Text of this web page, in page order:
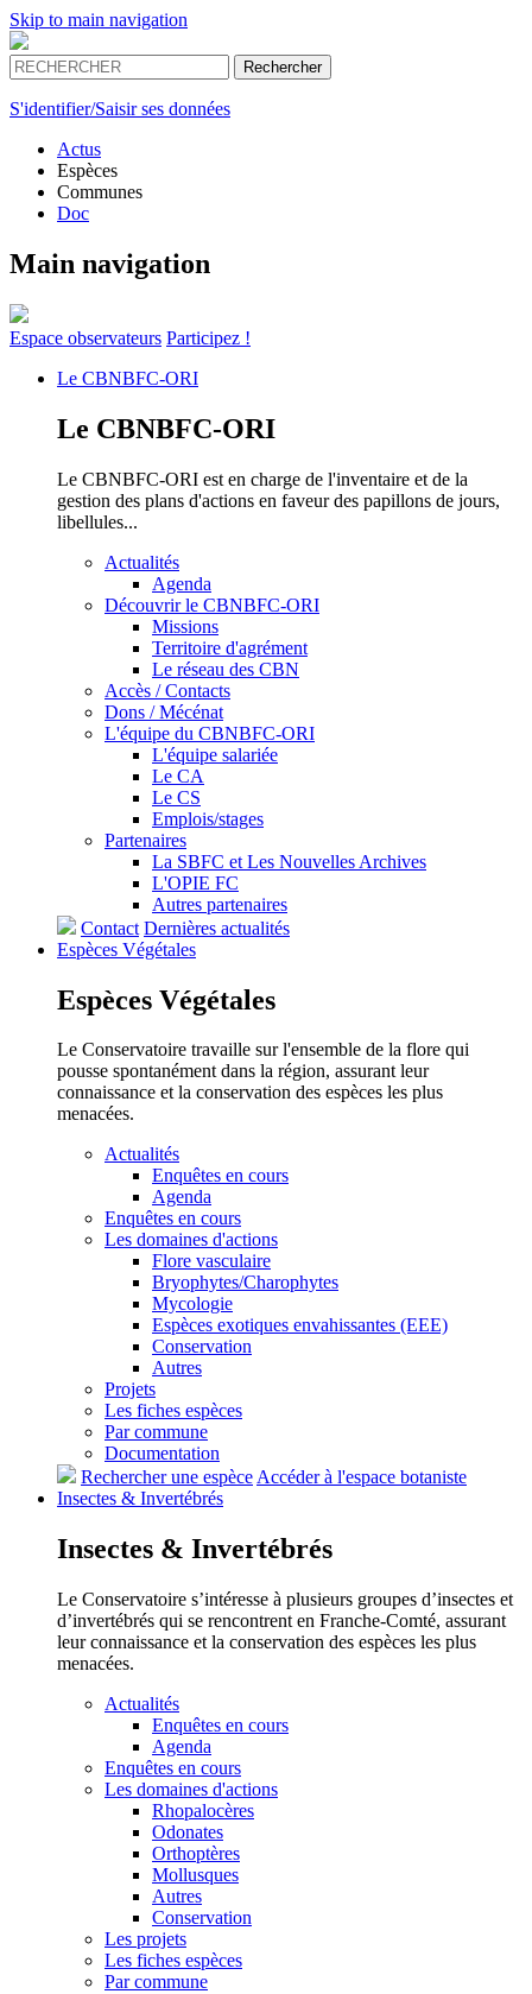
Skip to main navigation
S'identifier/Saisir ses données
Actus
Espèces
Communes
Doc
Main navigation
Espace observateurs Participez !
Le CBNBFC-ORI
Le CBNBFC-ORI
Le CBNBFC-ORI est en charge de l'inventaire et de la
gestion des plans d'actions en faveur des papillons de jours,
libellules...
Actualités
Agenda
Découvrir le CBNBFC-ORI
Missions
Territoire d'agrément
Le réseau des CBN
Accès / Contacts
Dons / Mécénat
L'équipe du CBNBFC-ORI
L'équipe salariée
Le CA
Le CS
Emplois/stages
Partenaires
La SBFC et Les Nouvelles Archives
L'OPIE FC
Autres partenaires
Contact Dernières actualités
Espèces Végétales
Espèces Végétales
Le Conservatoire travaille sur l'ensemble de la flore qui
pousse spontanément dans la région, assurant leur
connaissance et la conservation des espèces les plus
menacées.
Actualités
Enquêtes en cours
Agenda
Enquêtes en cours
Les domaines d'actions
Flore vasculaire
Bryophytes/Charophytes
Mycologie
Espèces exotiques envahissantes (EEE)
Conservation
Autres
Projets
Les fiches espèces
Par commune
Documentation
Rechercher une espèceAccéder à l'espace botaniste
Insectes & Invertébrés
Insectes & Invertébrés
Le Conservatoire s’intéresse à plusieurs groupes d’insectes et
d’invertébrés qui se rencontrent en Franche-Comté, assurant
leur connaissance et la conservation des espèces les plus
menacées.
Actualités
Enquêtes en cours
Agenda
Enquêtes en cours
Les domaines d'actions
Rhopalocères
Odonates
Orthoptères
Mollusques
Autres
Conservation
Les projets
Les fiches espèces
Par commune